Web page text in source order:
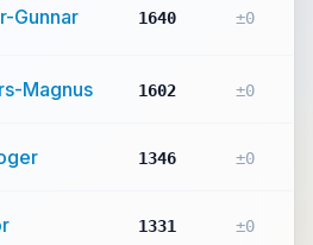
Gunnar 1640 ±0
Magnus 1602 ±0
1346 ±0
1331 ±0